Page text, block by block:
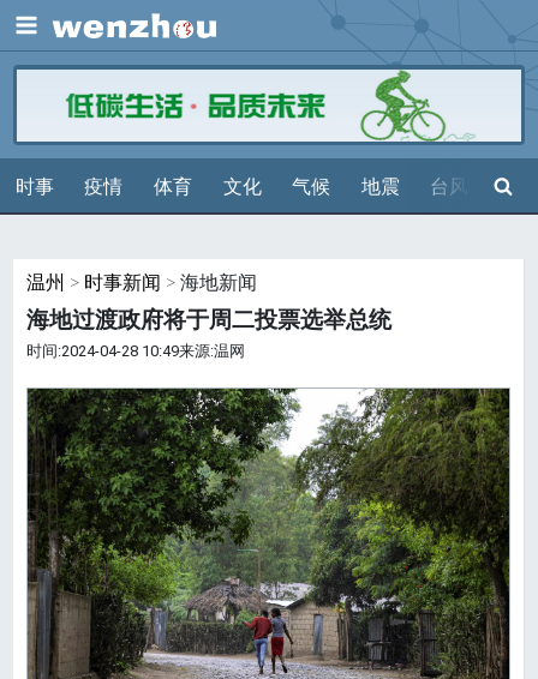
展开
时事 疫情 体育 文化 气候 地震 台风 天气
搜索
温州 > 时事新闻 > 海地新闻
海地过渡政府将于周二投票选举总统
时间:2024-04-28 10:49来源:温网